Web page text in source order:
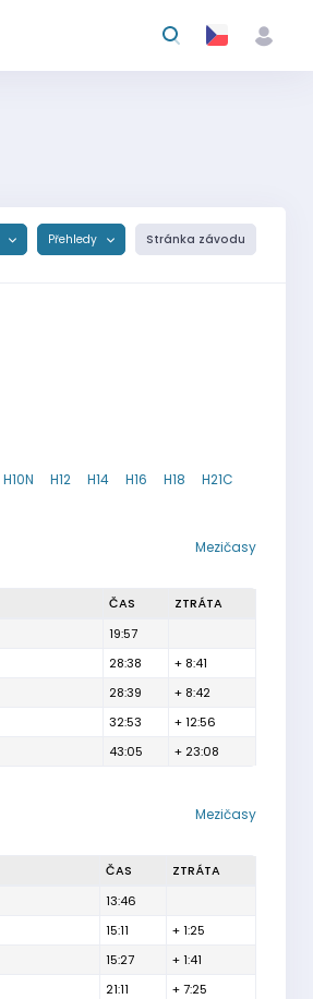
Přehledy Stránka závodu
H10N H12 H14 H16 H18
H21C
Mezičasy
ČAS
ZTRÁTA
19:57
28:38
+ 8:41
28:39
+ 8:42
32:53
+ 12:56
43:05 + 23:08
Mezičasy
ČAS
ZTRÁTA
13:46
15:11
+ 1:25
15:27
+ 1:41
21:11
+ 7:25